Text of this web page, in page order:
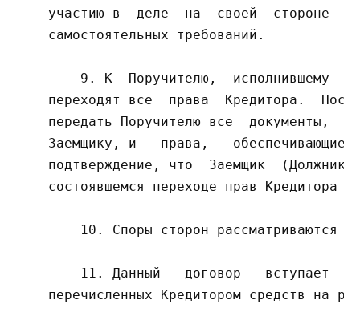
участию в  деле  на  своей  стороне
    самостоятельных требований.
9. К  Поручителю,  исполнившему
переходят все  права  Кредитора.
передать Поручителю все  документы,
Заемщику, и   права,   обеспечивающие
подтверждение, что  Заемщик
состоявшемся переходе прав Кредитора к
10. Споры сторон рассматриваются
11. Данный   договор   вступает
перечисленных Кредитором средств на